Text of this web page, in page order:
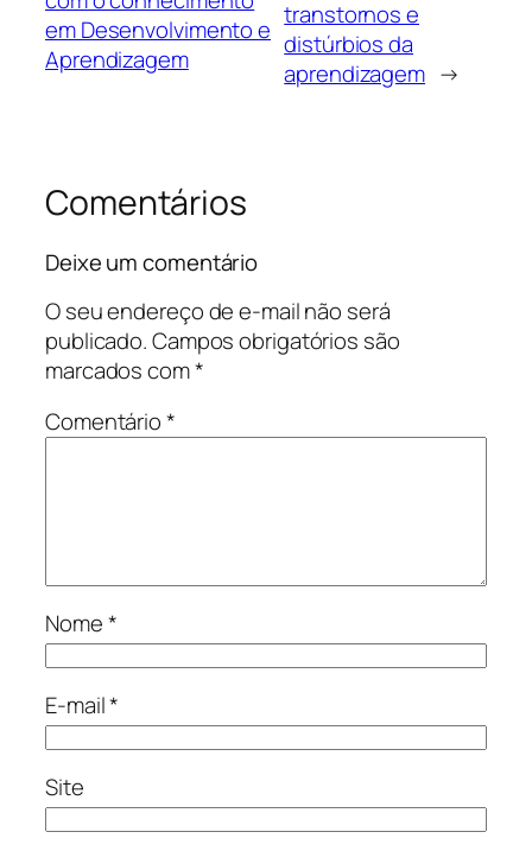
em Desenvolvimento e
Aprendizagem
transtornos e
distúrbios da
aprendizagem →
Comentários
Deixe um comentário
O seu endereço de e-mail não será
publicado.Campos obrigatórios são
marcados com*
Comentário*
Nome*
E-mail*
Site